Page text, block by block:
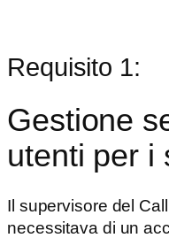
Requisito 1:
Gestione
utenti per i
Il supervisore del
necessitava di un